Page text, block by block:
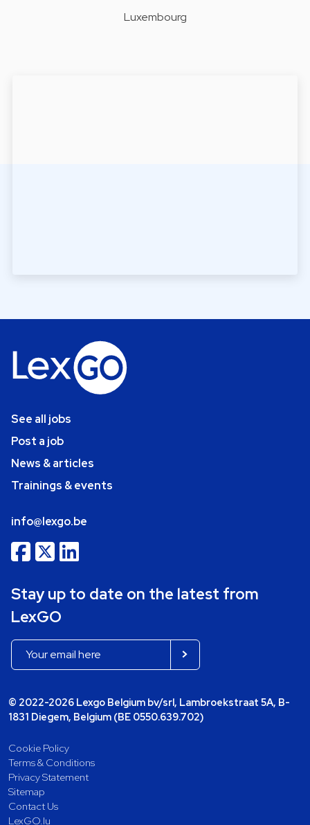
Luxembourg
See all jobs
Post a job
News & articles
Trainings & events
info@lexgo.be
Stay up to date on the latest from
LexGO
© 2022-2026 Lexgo Belgium bv/srl, Lambroekstraat 5A, B-
1831 Diegem, Belgium (BE 0550.639.702)
Cookie Policy
Terms & Conditions
Privacy Statement
Sitemap
Contact Us
LexGO.lu